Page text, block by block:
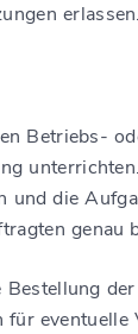
erlassen.
Betriebs-
und die
genau
Bestellung
eventuelle